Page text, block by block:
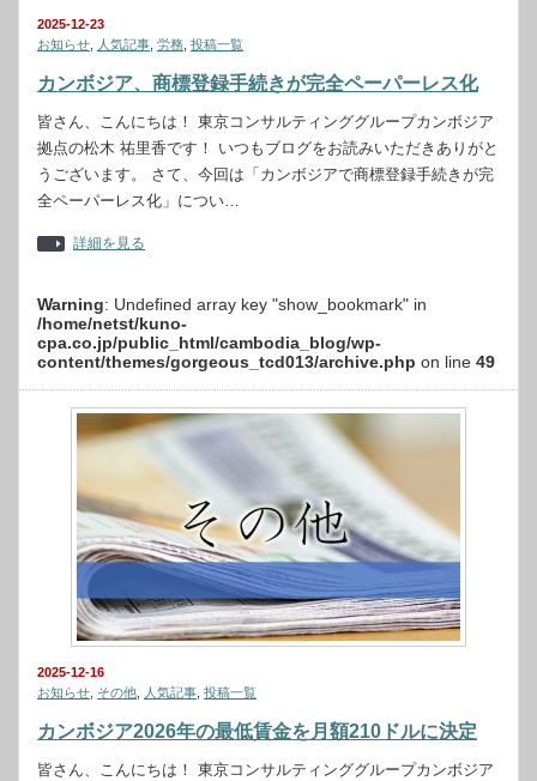
2025-12-23
お知らせ
人気記事 労務 投稿一覧
カンボジア、商標登録手続きが完全ペーパーレス化
皆さん、こんにちは！ 東京コンサルティンググループカンボジア
拠点の松木 祐里香です！ いつもブログをお読みいただきありがと
うございます。 さて、今回は「カンボジアで商標登録手続きが完
全ペーパーレス化」につい…
詳細を見る
Warning: Undefined array key "show_bookmark" in
/home/netst/kuno-
cpa.co.jp/public_html/cambodia_blog/wp-
content/themes/gorgeous_tcd013/archive.php on line 49
2025-12-16
お知らせ その他 人気記事 投稿一覧
カンボジア2026年の最低賃金を月額210ドルに決定
皆さん、こんにちは！ 東京コンサルティンググループカンボジア